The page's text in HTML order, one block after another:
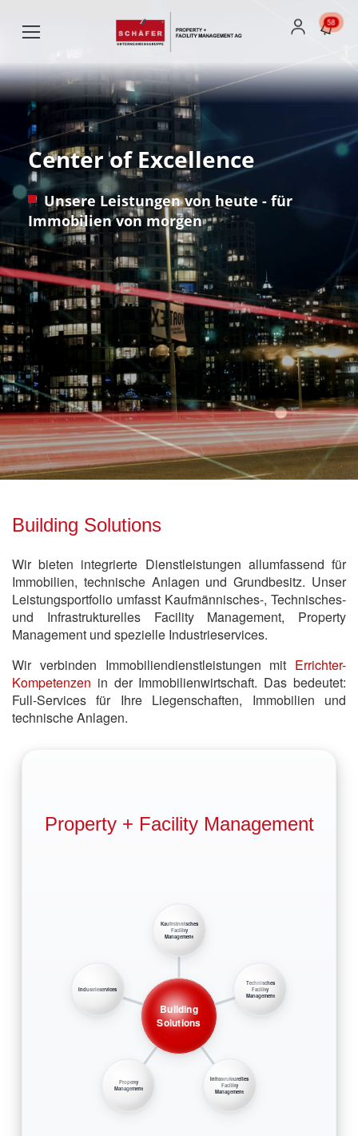
58
Center of Excellence
Unsere Leistungen von heute - für
Immobilien von morgen
Building Solutions
Wir bieten integrierte Dienstleistungen allumfassend für
Immobilien, technische Anlagen und Grundbesitz. Unser
Leistungsportfolio umfasst Kaufmännisches-, Technisches-
und Infrastrukturelles Facility Management, Property
Management und spezielle Industrieservices.
Wir verbinden Immobiliendienstleistungen mit Errichter-
Kompetenzen in der Immobilienwirtschaft. Das bedeutet:
Full-Services für Ihre Liegenschaften, Immobilien und
technische Anlagen.
Property + Facility Management
Building
Solutions
Kaufmännisches
Facility
Management
Technisches
Facility
Management
Infrastrukturelles
Facility
Management
Property
Management
Industrieservices